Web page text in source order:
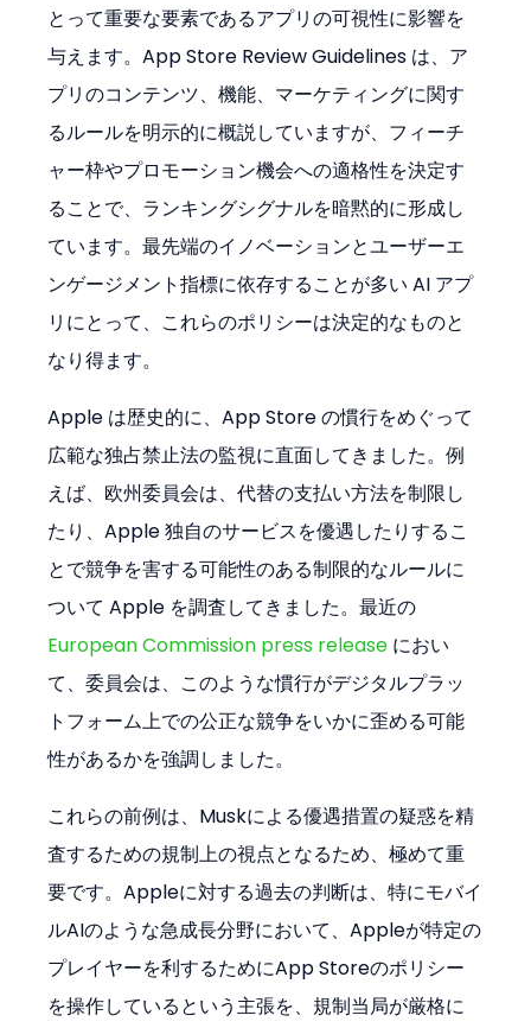
とって重要な要素であるアプリの可視性に影響を
与えます。App Store Review Guidelines は、ア
プリのコンテンツ、機能、マーケティングに関す
るルールを明示的に概説していますが、フィーチ
ャー枠やプロモーション機会への適格性を決定す
ることで、ランキングシグナルを暗黙的に形成し
ています。最先端のイノベーションとユーザーエ
ンゲージメント指標に依存することが多い AI アプ
リにとって、これらのポリシーは決定的なものと
なり得ます。
Apple は歴史的に、App Store の慣行をめぐって
広範な独占禁止法の監視に直面してきました。例
えば、欧州委員会は、代替の支払い方法を制限し
たり、Apple 独自のサービスを優遇したりするこ
とで競争を害する可能性のある制限的なルールに
ついて Apple を調査してきました。最近の
European Commission press release におい
て、委員会は、このような慣行がデジタルプラッ
トフォーム上での公正な競争をいかに歪める可能
性があるかを強調しました。
これらの前例は、Muskによる優遇措置の疑惑を精
査するための規制上の視点となるため、極めて重
要です。Appleに対する過去の判断は、特にモバイ
ルAIのような急成長分野において、Appleが特定の
プレイヤーを利するためにApp Storeのポリシー
を操作しているという主張を、規制当局が厳格に